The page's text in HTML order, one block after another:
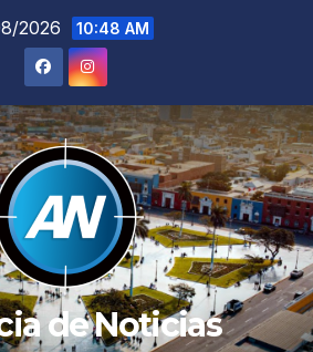
2026 10:48 AM
de Noticias